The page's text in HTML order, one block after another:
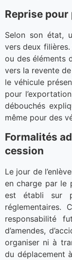
Reprise pour
Selon son état,
vers deux filières.
ou des éléments
vers la revente
le véhicule
pour
débouchés
même pour des
Formalités
cession
Le jour de
en charge par le
est établi sur
réglementaires.
responsabilité
d’amendes,
organiser ni à
du déplacement